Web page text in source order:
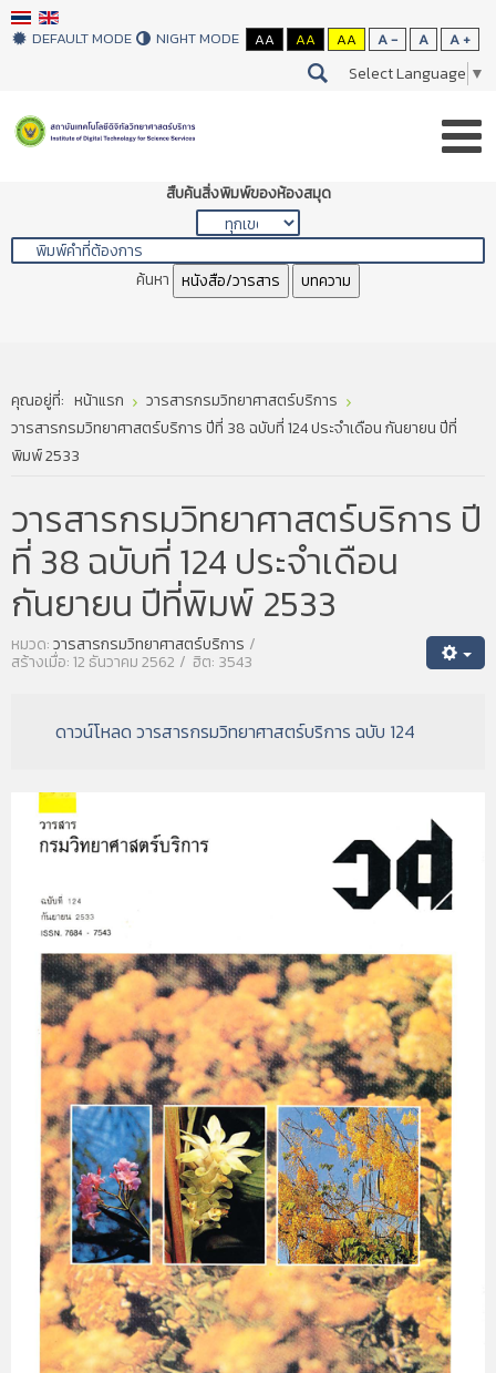
DEFAULT MODE NIGHT MODE AA AA AA A - A A +
Select Language ▼
สืบค้นสิ่งพิมพ์ของห้องสมุด
ค้นหา หนังสือ/วารสาร บทความ
คุณอยู่ที่: หน้าแรก
วารสารกรมวิทยาศาสตร์บริการ
วารสารกรมวิทยาศาสตร์บริการ ปีที่ 38 ฉบับที่ 124 ประจำเดือน กันยายน ปีที่
พิมพ์ 2533
วารสารกรมวิทยาศาสตร์บริการ ปี
ที่ 38 ฉบับที่ 124 ประจำเดือน
กันยายน ปีที่พิมพ์ 2533
หมวด:วารสารกรมวิทยาศาสตร์บริการ
สร้างเมื่อ: 12 ธันวาคม 2562 ฮิต: 3543
ดาวน์โหลด วารสารกรมวิทยาศาสตร์บริการ ฉบับ 124